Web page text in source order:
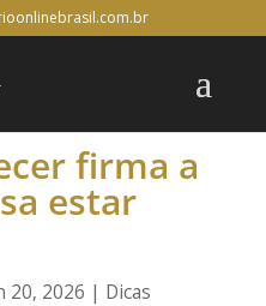
firma a
estar
20, 2026 | Dicas